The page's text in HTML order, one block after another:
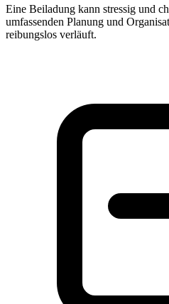
Eine Beiladung kann stressig und
umfassenden Planung und
reibungslos verläuft.